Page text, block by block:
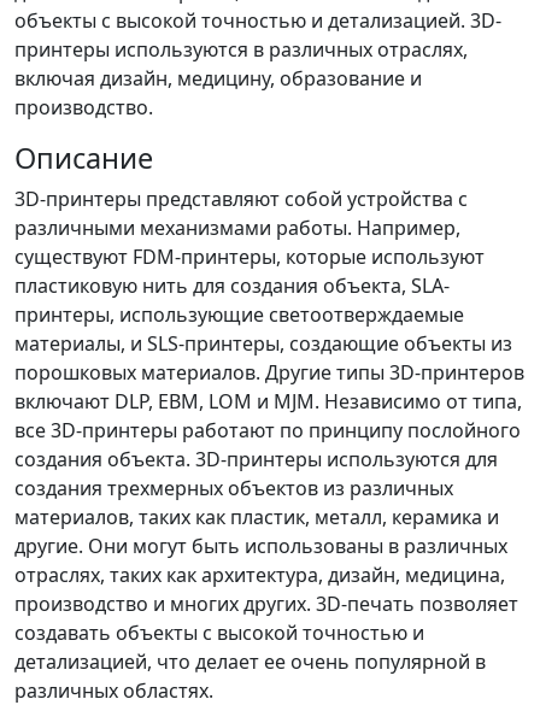
объекты с высокой точностью и детализацией. 3D-
принтеры используются в различных отраслях,
включая дизайн, медицину, образование и
производство.
Описание
3D-принтеры представляют собой устройства с
различными механизмами работы. Например,
существуют FDM-принтеры, которые используют
пластиковую нить для создания объекта, SLA-
принтеры, использующие светоотверждаемые
материалы, и SLS-принтеры, создающие объекты из
порошковых материалов. Другие типы 3D-принтеров
включают DLP, EBM, LOM и MJM. Независимо от типа,
все 3D-принтеры работают по принципу послойного
создания объекта. 3D-принтеры используются для
создания трехмерных объектов из различных
материалов, таких как пластик, металл, керамика и
другие. Они могут быть использованы в различных
отраслях, таких как архитектура, дизайн, медицина,
производство и многих других. 3D-печать позволяет
создавать объекты с высокой точностью и
детализацией, что делает ее очень популярной в
различных областях.